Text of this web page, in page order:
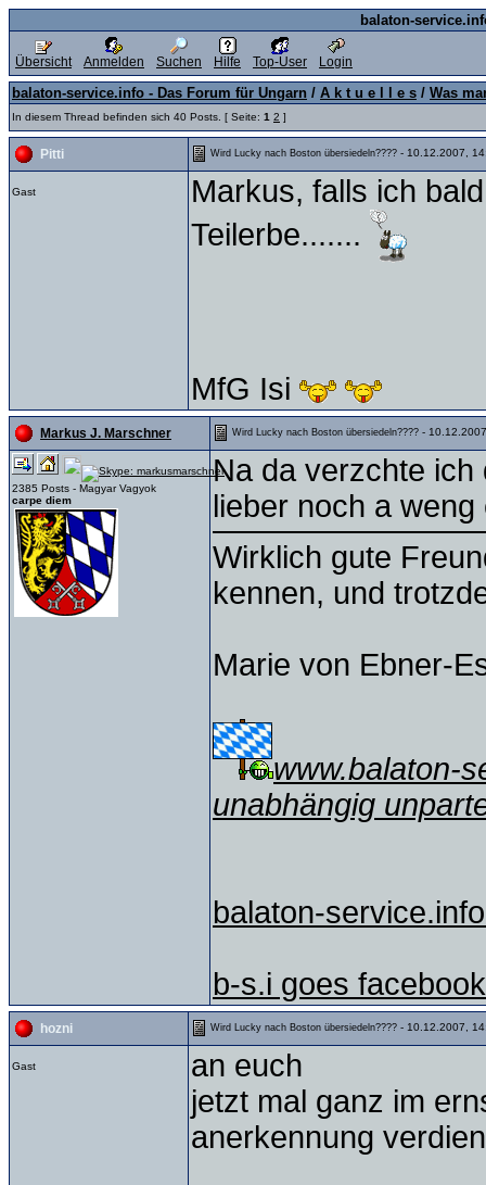
balaton-
Übersicht Anmelden Suchen Hilfe Top-User Login
balaton-service.info - Das Forum für Ungarn / A k t u e l l e s / Was
In diesem Thread befinden sich 40 Posts. [ Seite: 1 2 ]
Pitti Wird Lucky nach Boston übersiedeln???? - 10.12.2007,
Gast
Markus, falls ich
Teilerbe.......
MfG Isi
Markus J. Marschner Wird Lucky nach Boston übersiedeln???? -
2385 Posts - Magyar Vagyok
carpe diem
Na da verzchte ich
lieber noch a weng
Wirklich gute
kennen, und
Marie von Ebner-
www.balaton-
unabhängig
balaton-
b-s.i goes facebook
hozni Wird Lucky nach Boston übersiedeln???? - 10.12.2007,
Gast
an euch
jetzt mal ganz im
anerkennung